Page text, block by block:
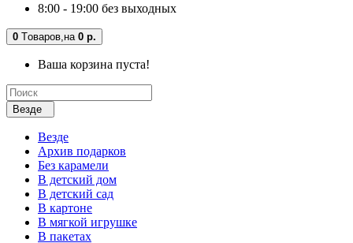
8:00 - 19:00 без выходных
0 Tоваров, на 0 р.
Ваша корзина пуста!
Везде
Везде
Архив подарков
Без карамели
В детский дом
В детский сад
В картоне
В мягкой игрушке
В пакетах